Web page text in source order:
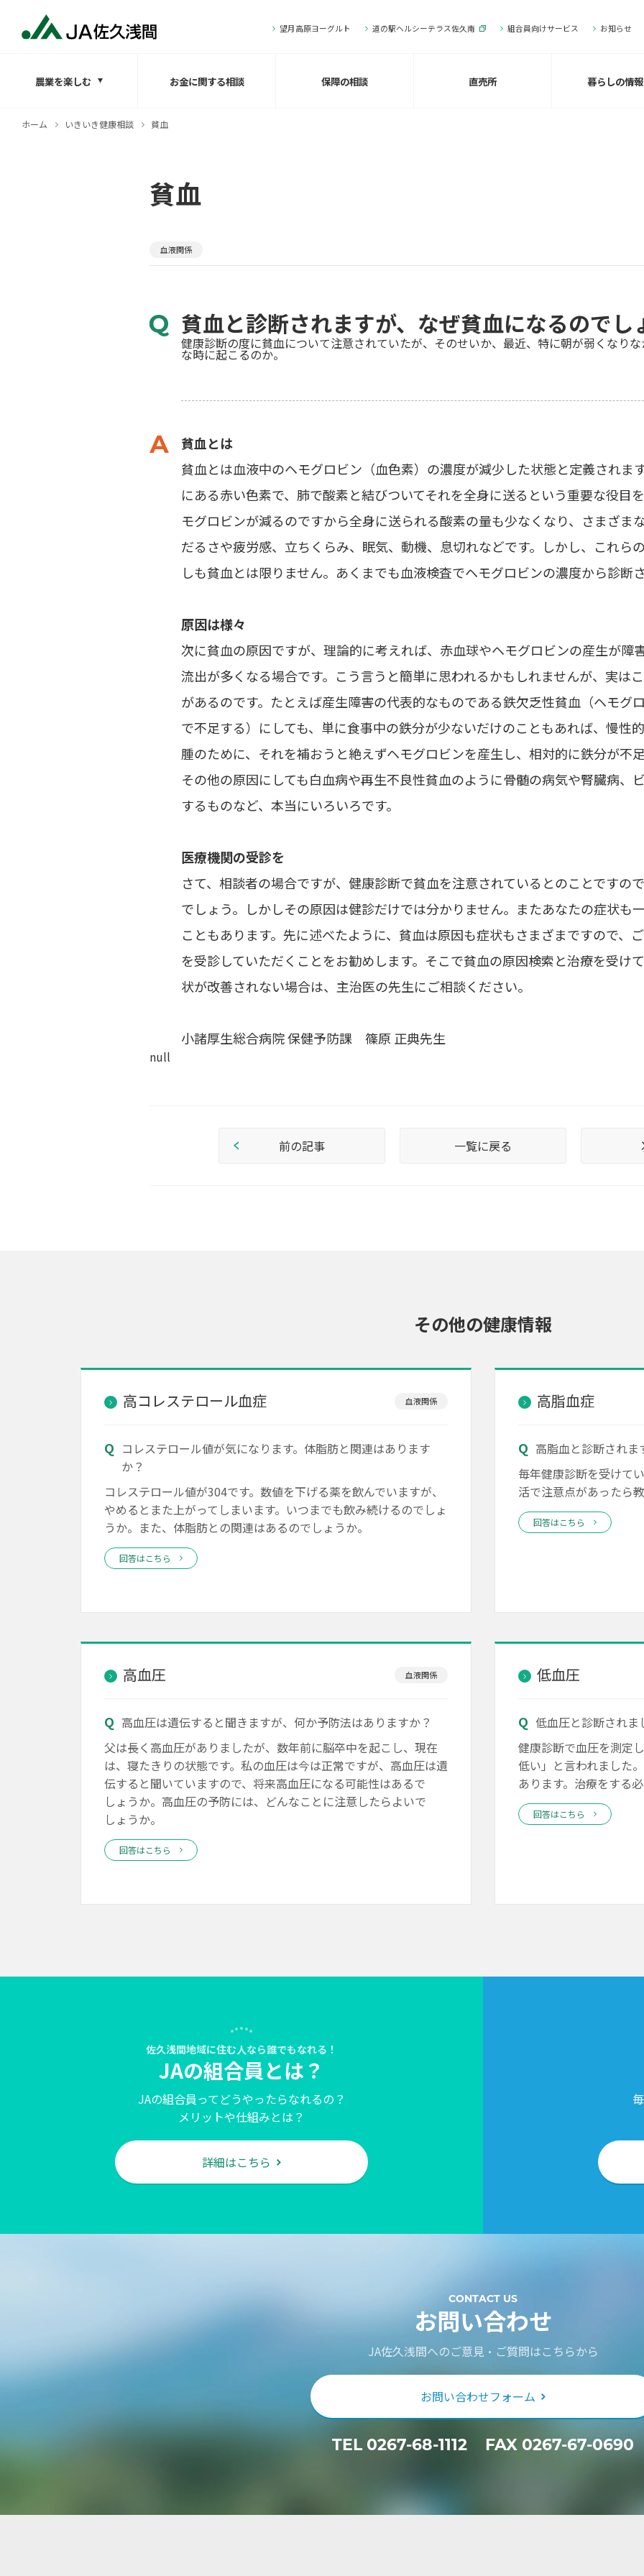
望月高原ヨーグルト 道の駅ヘルシーテラス佐久南 組合員向けサービス お知らせ
農業を楽しむ お金に関する相談 保障の相談 直売所 暮らしの情報
ホーム いきいき健康相談 貧血
貧血
血液関係
貧血と診断されますが、なぜ貧血になるのでし
健康診断の度に貧血について注意されていたが、そのせいか、最近、特に朝が弱くなり
な時に起こるのか。
貧血とは
貧血とは血液中のヘモグロビン（血色素）の濃度が減少した状態と定義されま
にある赤い色素で、肺で酸素と結びついてそれを全身に送るという重要な役目
モグロビンが減るのですから全身に送られる酸素の量も少なくなり、さまざま
だるさや疲労感、立ちくらみ、眠気、動機、息切れなどです。しかし、これら
しも貧血とは限りません。あくまでも血液検査でヘモグロビンの濃度から診断
原因は様々
次に貧血の原因ですが、理論的に考えれば、赤血球やヘモグロビンの産生が障
流出が多くなる場合です。こう言うと簡単に思われるかもしれませんが、実は
があるのです。たとえば産生障害の代表的なものである鉄欠乏性貧血（ヘモグ
で不足する）にしても、単に食事中の鉄分が少ないだけのこともあれば、慢性
腫のために、それを補おうと絶えずヘモグロビンを産生し、相対的に鉄分が不
その他の原因にしても白血病や再生不良性貧血のように骨髄の病気や腎臓病、
するものなど、本当にいろいろです。
医療機関の受診を
さて、相談者の場合ですが、健康診断で貧血を注意されているとのことですの
でしょう。しかしその原因は健診だけでは分かりません。またあなたの症状も
こともあります。先に述べたように、貧血は原因も症状もさまざまですので、
を受診していただくことをお勧めします。そこで貧血の原因検索と治療を受け
状が改善されない場合は、主治医の先生にご相談ください。
小諸厚生総合病院 保健予防課 篠原 正典先生
null
前の記事 一覧に戻る
その他の健康情報
高コレステロール血症 血液関係
コレステロール値が気になります。体脂肪と関連はあります
か？
コレステロール値が304です。数値を下げる薬を飲んでいますが、
やめるとまた上がってしまいます。いつまでも飲み続けるのでしょ
うか。また、体脂肪との関連はあるのでしょうか。
回答はこちら
高脂血症
高脂血と診断され
毎年健康診断を受けて
活で注意点があったら
回答はこちら
高血圧 血液関係
高血圧は遺伝すると聞きますが、何か予防法はありますか？
父は長く高血圧がありましたが、数年前に脳卒中を起こし、現在
は、寝たきりの状態です。私の血圧は今は正常ですが、高血圧は遺
伝すると聞いていますので、将来高血圧になる可能性はあるで
しょうか。高血圧の予防には、どんなことに注意したらよいで
しょうか。
回答はこちら
低血圧
低血圧と診断され
健康診断で血圧を測定
低い」と言われました
あります。治療をする
回答はこちら
佐久浅間地域に住む人なら誰でもなれる！
JAの組合員とは？
JAの組合員ってどうやったらなれるの？
メリットや仕組みとは？
詳細はこちら
CONTACT US
お問い合わせ
JA佐久浅間へのご意見・ご質問はこちらから
お問い合わせフォーム
TEL 0267-68-1112 FAX 0267-67-0690